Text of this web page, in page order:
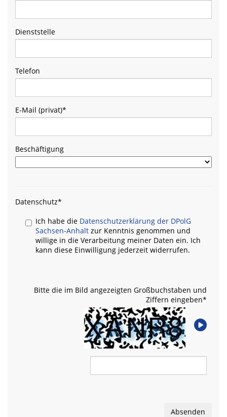
Dienststelle
Telefon
E-Mail (privat)*
Beschäftigung
Datenschutz*
Ich habe die Datenschutzerklärung der DPolG
Sachsen-Anhalt zur Kenntnis genommen und
willige in die Verarbeitung meiner Daten ein. Ich
kann diese Einwilligung jederzeit widerrufen.
Bitte die im Bild angezeigten Großbuchstaben und
Ziffern eingeben*
Absenden